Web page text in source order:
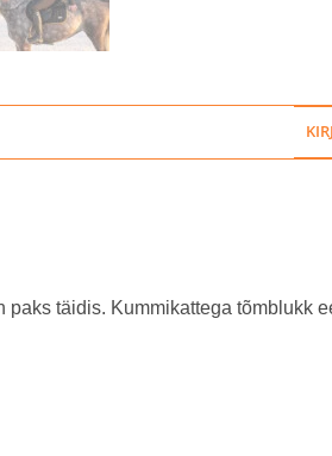
täidis. Kummikattega tõmblukk